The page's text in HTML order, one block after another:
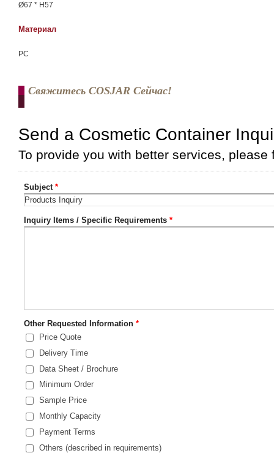
Ø67 * H57
Материал
РС
Свяжитесь COSJAR Сейчас!